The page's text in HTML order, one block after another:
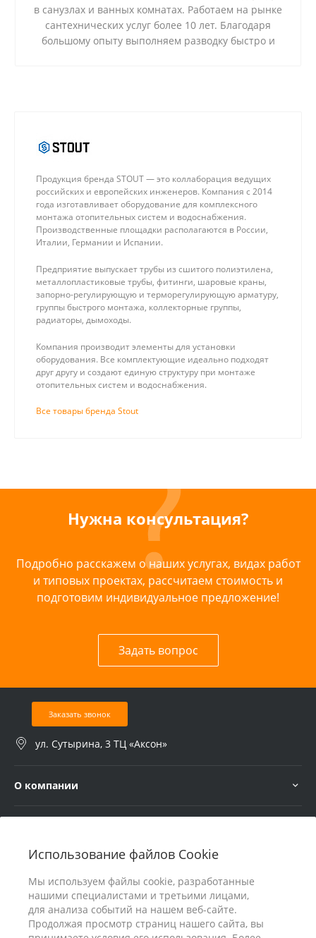
Использование файлов Cookie
Мы используем файлы cookie, разработанные
нашими специалистами и третьими лицами,
для анализа событий на нашем веб-сайте.
Продолжая просмотр страниц нашего сайта, вы
в санузлах и ванных комнатах. Работаем на рынке
сантехнических услуг более 10 лет. Благодаря
большому опыту выполняем разводку быстро и
Продукция бренда STOUT — это коллаборация ведущих
российских и европейских инженеров. Компания с 2014
года изготавливает оборудование для комплексного
монтажа отопительных систем и водоснабжения.
Производственные площадки располагаются в России,
Италии, Германии и Испании.
Предприятие выпускает трубы из сшитого полиэтилена,
металлопластиковые трубы, фитинги, шаровые краны,
запорно-регулирующую и терморегулирующую арматуру,
группы быстрого монтажа, коллекторные группы,
радиаторы, дымоходы.
Компания производит элементы для установки
оборудования. Все комплектующие идеально подходят
друг другу и создают единую структуру при монтаже
отопительных систем и водоснабжения.
Все товары бренда Stout
Нужна консультация?
Подробно расскажем о наших услугах, видах работ
и типовых проектах, рассчитаем стоимость и
подготовим индивидуальное предложение!
Задать вопрос
Заказать звонок
ул. Сутырина, 3 ТЦ «Аксон»
О компании